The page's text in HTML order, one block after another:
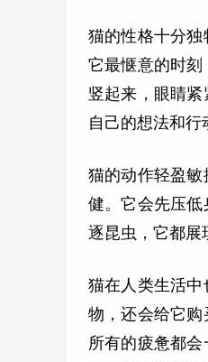
猫的性格十分
它最惬意的时
竖起来，眼睛
自己的想法和行
猫的动作轻盈
健。它会先压
逐昆虫，它都展
猫在人类生活
物，还会给它购
所有的疲惫都